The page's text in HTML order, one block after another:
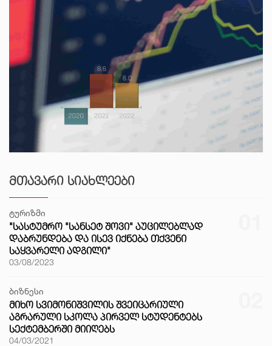
ᲛᲗᲐᲕᲐᲠᲘ ᲡᲘᲐᲮᲚᲔᲔᲑᲘ
ტურიზმი
"ᲡᲐᲡᲢᲣᲛᲠᲝ "ᲡᲐᲜᲡᲔᲢ ᲨᲝᲕᲘ" ᲐᲣᲪᲘᲚᲔᲑᲚᲐᲓ
ᲓᲐᲑᲠᲣᲜᲓᲔᲑᲐ ᲓᲐ ᲘᲡᲔᲕ ᲘᲥᲜᲔᲑᲐ ᲗᲥᲕᲔᲜᲘ
ᲡᲐᲧᲕᲐᲠᲔᲚᲘ ᲐᲓᲒᲘᲚᲘ"
03/08/2023
ბიზნესი
ᲛᲘᲮᲝ ᲡᲕᲘᲛᲝᲜᲘᲨᲕᲘᲚᲘᲡ ᲨᲕᲔᲘᲪᲐᲠᲘᲣᲚᲘ
ᲐᲒᲠᲐᲠᲣᲚᲘ ᲡᲙᲝᲚᲐ ᲞᲘᲠᲕᲔᲚ ᲡᲢᲣᲓᲔᲜᲢᲔᲑᲡ
ᲡᲔᲥᲢᲔᲛᲑᲔᲠᲨᲘ ᲛᲘᲘᲦᲔᲑᲡ
04/03/2021